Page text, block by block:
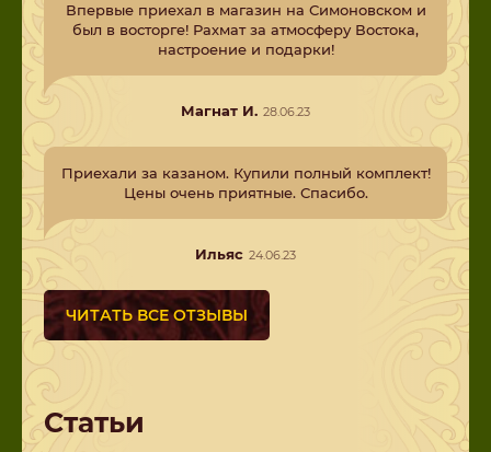
Впервые приехал в магазин на Симоновском и
был в восторге! Рахмат за атмосферу Востока,
настроение и подарки!
Магнат И. 28.06.23
Приехали за казаном. Купили полный комплект!
Цены очень приятные. Спасибо.
Ильяс 24.06.23
ЧИТАТЬ ВСЕ ОТЗЫВЫ
Статьи